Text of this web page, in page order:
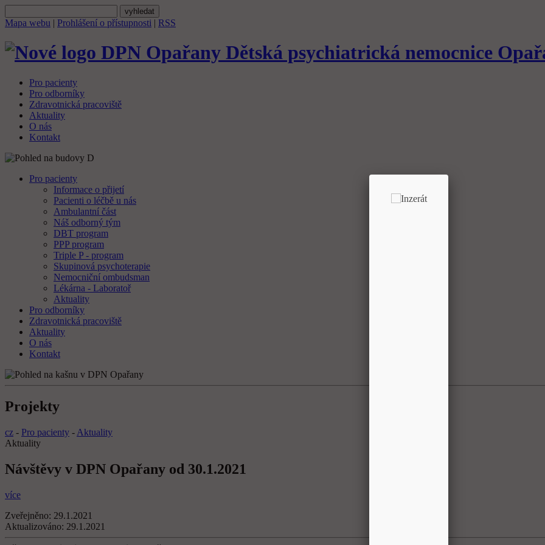
Mapa webu | Prohlášení o přístupnosti | RSS
Dětská psychiatrická nemocnice
Pro pacienty
Pro odborníky
Zdravotnická pracoviště
Aktuality
O nás
Kontakt
Pro pacienty
Informace o přijetí
Pacienti o léčbě u nás
Ambulantní část
Náš odborný tým
DBT program
PPP program
Triple P - program
Skupinová psychoterapie
Nemocniční ombudsman
Lékárna - Laboratoř
Aktuality
Pro odborníky
Zdravotnická pracoviště
Aktuality
O nás
Kontakt
Projekty
cz - Pro pacienty - Aktuality
Aktuality
Návštěvy v DPN Opařany od 30.1.2021
více
Zveřejněno: 29.1.2021
Aktualizováno: 29.1.2021